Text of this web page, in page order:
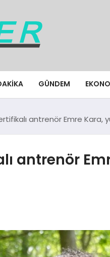
GÜNDEM
antrenör Emre Kara,
antrenör